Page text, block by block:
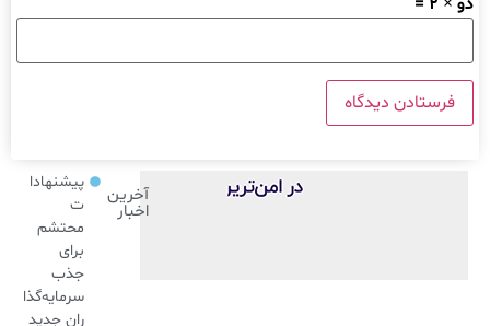
دو × 2 =
آخرین
اخبار
پیشنهادا
ت
محتشم
برای
جذب
سرمایه‌گذا
ران جدید